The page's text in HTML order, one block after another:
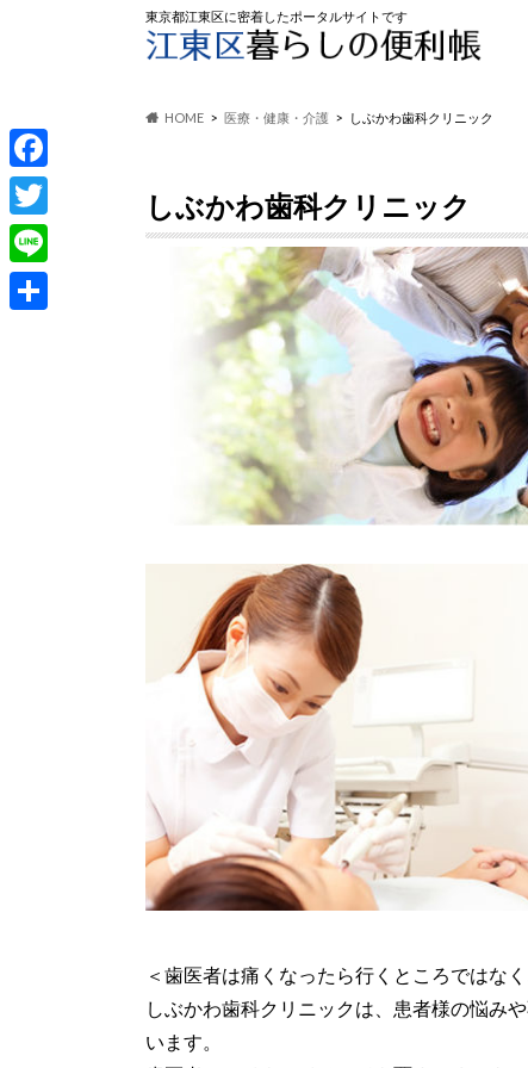
東京都江東区に密着したポータルサイトです
HOME 医療・健康・介護 しぶかわ歯科クリニック
しぶかわ歯科クリニック
＜歯医者は痛くなったら行くところではな
しぶかわ歯科クリニックは、患者様の悩み
います。
F
a
c
e
T
w
i
L